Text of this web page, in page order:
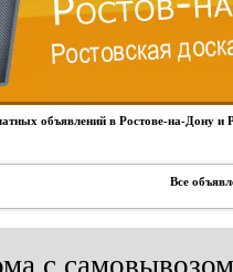
объявлений в Ростове-на-Дону
Все
с